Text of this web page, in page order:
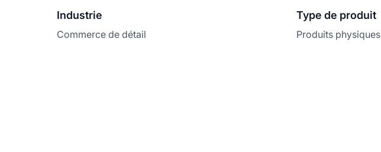
Industrie
Commerce de détail
Type de produit
Produits physiques